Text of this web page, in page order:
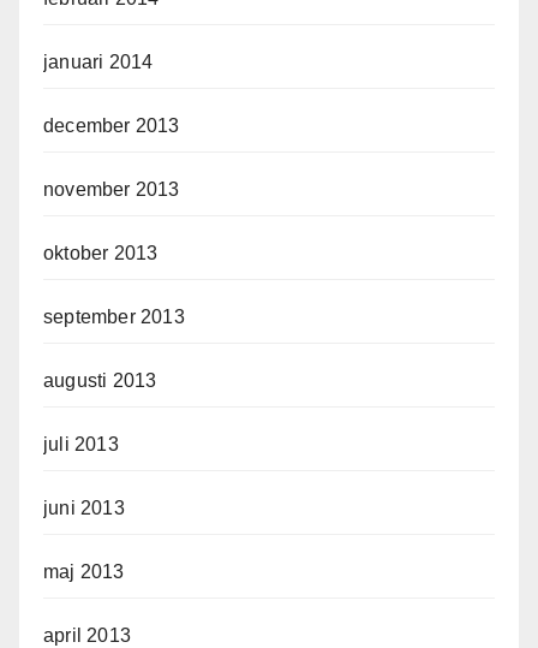
januari 2014
december 2013
november 2013
oktober 2013
september 2013
augusti 2013
juli 2013
juni 2013
maj 2013
april 2013